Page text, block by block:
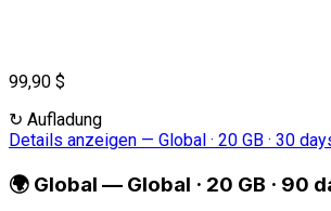
99,90 $
↻ Aufladung
Details anzeigen — Global · 20 GB · 30
🌍 Global — Global · 20 GB · 90